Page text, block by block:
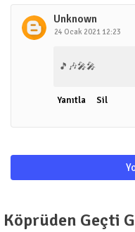
Unknown
24 Ocak 2021 12:23
🎵🎶🎤🎤
Yanıtla Sil
Köprüden Geçti